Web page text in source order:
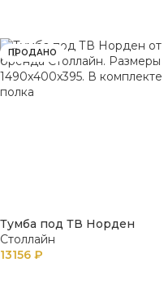
ПРОДАНО
Тумба под ТВ Норден
Столлайн
13156 ₽